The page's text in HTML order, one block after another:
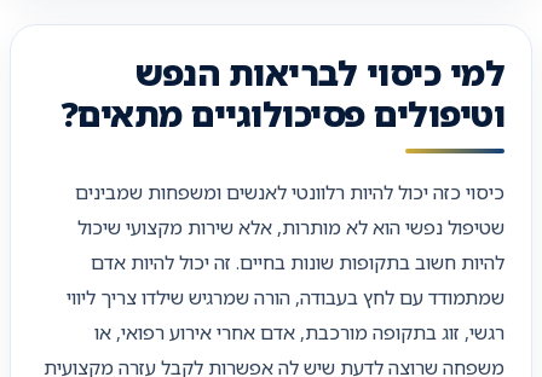
למי כיסוי לבריאות הנפש
וטיפולים פסיכולוגיים מתאים?
כיסוי כזה יכול להיות רלוונטי לאנשים ומשפחות שמבינים
שטיפול נפשי הוא לא מותרות, אלא שירות מקצועי שיכול
להיות חשוב בתקופות שונות בחיים. זה יכול להיות אדם
שמתמודד עם לחץ בעבודה, הורה שמרגיש שילדו צריך ליווי
רגשי, זוג בתקופה מורכבת, אדם אחרי אירוע רפואי, או
משפחה שרוצה לדעת שיש לה אפשרות לקבל עזרה מקצועית